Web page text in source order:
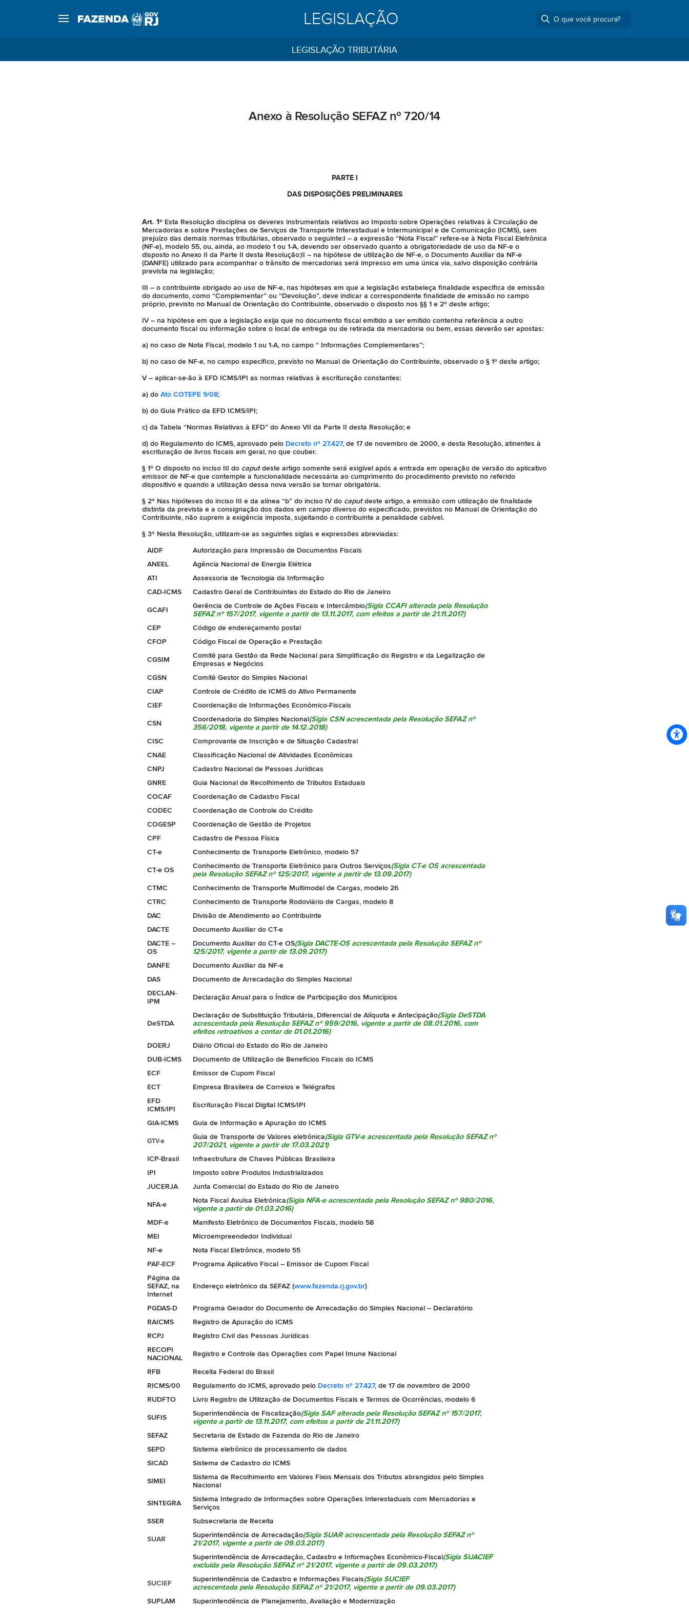
LEGISLAÇÃO
LEGISLAÇÃO TRIBUTÁRIA
Anexo à Resolução SEFAZ nº 720/14
PARTE I
DAS DISPOSIÇÕES PRELIMINARES
Art. 1ºEsta Resolução disciplina os deveres instrumentais relativos ao Imposto sobre Operações relativas à Circulação de
Mercadorias e sobre Prestações de Serviços de Transporte Interestadual e Intermunicipal e de Comunicação (ICMS), sem
prejuízo das demais normas tributárias, observado o seguinte:I – a expressão “Nota Fiscal” refere-se à Nota Fiscal Eletrônica
(NF-e), modelo 55, ou, ainda, ao modelo 1 ou 1-A, devendo ser observado quanto a obrigatoriedade de uso da NF-e o
disposto no Anexo II da Parte II desta Resolução;II – na hipótese de utilização de NF-e, o Documento Auxiliar da NF-e
(DANFE) utilizado para acompanhar o trânsito de mercadorias será impresso em uma única via, salvo disposição contrária
prevista na legislação;
III – o contribuinte obrigado ao uso de NF-e, nas hipóteses em que a legislação estabeleça finalidade específica de emissão
do documento, como “Complementar” ou “Devolução”, deve indicar a correspondente finalidade de emissão no campo
próprio, previsto no Manual de Orientação do Contribuinte, observado o disposto nos §§ 1 e 2º deste artigo;
IV – na hipótese em que a legislação exija que no documento fiscal emitido a ser emitido contenha referência a outro
documento fiscal ou informação sobre o local de entrega ou de retirada da mercadoria ou bem, essas deverão ser apostas:
a) no caso de Nota Fiscal, modelo 1 ou 1-A, no campo “ Informações Complementares”;
b) no caso de NF-e, no campo específico, previsto no Manual de Orientação do Contribuinte, observado o § 1º deste artigo;
V – aplicar-se-ão à EFD ICMS/IPI as normas relativas à escrituração constantes:
a) do Ato COTEPE 9/08;
b) do Guia Prático da EFD ICMS/IPI;
c) da Tabela “Normas Relativas à EFD” do Anexo VII da Parte II desta Resolução; e
d) do Regulamento do ICMS, aprovado pelo Decreto nº 27.427, de 17 de novembro de 2000, e desta Resolução, atinentes à
escrituração de livros fiscais em geral, no que couber.
§ 1º O disposto no inciso III do caputdeste artigo somente será exigível após a entrada em operação de versão do aplicativo
emissor de NF-e que contemple a funcionalidade necessária ao cumprimento do procedimento previsto no referido
dispositivo e quando a utilização dessa nova versão se tornar obrigatória.
§ 2º Nas hipóteses do inciso III e da alínea “b” do inciso IV do caputdeste artigo, a emissão com utilização de finalidade
distinta da prevista e a consignação dos dados em campo diverso do especificado, previstos no Manual de Orientação do
Contribuinte, não suprem a exigência imposta, sujeitando o contribuinte a penalidade cabível.
§ 3º Nesta Resolução, utilizam-se as seguintes siglas e expressões abreviadas:
AIDF
Autorização para Impressão de Documentos Fiscais
ANEEL
Agência Nacional de Energia Elétrica
ATI
Assessoria de Tecnologia da Informação
CAD-ICMS
Cadastro Geral de Contribuintes do Estado do Rio de Janeiro
GCAFI Gerência de Controle de Ações Fiscais e Intercâmbio(Sigla CCAFI alterada pela Resolução
SEFAZ nº 157/2017, vigente a partir de 13.11.2017, com efeitos a partir de 21.11.2017)
CEP
Código de endereçamento postal
CFOP
Código Fiscal de Operação e Prestação
CGSIM
Comitê para Gestão da Rede Nacional para Simplificação do Registro e da Legalização de
Empresas e Negócios
CGSN
Comitê Gestor do Simples Nacional
CIAP
Controle de Crédito de ICMS do Ativo Permanente
CIEF
Coordenação de Informações Econômico-Fiscais
CSN Coordenadoria do Simples Nacional(Sigla CSN acrescentada pela Resolução SEFAZ nº
356/2018, vigente a partir de 14.12.2018)
CISC
Comprovante de Inscrição e de Situação Cadastral
CNAE
Classificação Nacional de Atividades Econômicas
CNPJ
Cadastro Nacional de Pessoas Jurídicas
GNRE
Guia Nacional de Recolhimento de Tributos Estaduais
COCAF
Coordenação de Cadastro Fiscal
CODEC
Coordenação de Controle do Crédito
COGESP
Coordenação de Gestão de Projetos
CPF
Cadastro de Pessoa Física
CT-e
Conhecimento de Transporte Eletrônico, modelo 57
CT-e OS Conhecimento de Transporte Eletrônico para Outros Serviços(Sigla CT-e OS acrescentada
pela Resolução SEFAZ nº 125/2017, vigente a partir de 13.09.2017)
CTMC
Conhecimento de Transporte Multimodal de Cargas, modelo 26
CTRC
Conhecimento de Transporte Rodoviário de Cargas, modelo 8
DAC
Divisão de Atendimento ao Contribuinte
DACTE
Documento Auxiliar do CT-e
DACTE –
OS
Documento Auxiliar do CT-e OS(Sigla DACTE-OS acrescentada pela Resolução SEFAZ nº
125/2017, vigente a partir de 13.09.2017)
DANFE
Documento Auxiliar da NF-e
DAS
Documento de Arrecadação do Simples Nacional
DECLAN-
IPM
Declaração Anual para o Índice de Participação dos Municípios
DeSTDA
Declaração de Substituição Tributária, Diferencial de Alíquota e Antecipação(Sigla DeSTDA
acrescentada pela Resolução SEFAZ nº 959/2016, vigente a partir de 08.01.2016, com
efeitos retroativos a contar de 01.01.2016)
DOERJ
Diário Oficial do Estado do Rio de Janeiro
DUB-ICMS
Documento de Utilização de Benefícios Fiscais do ICMS
ECF
Emissor de Cupom Fiscal
ECT
Empresa Brasileira de Correios e Telégrafos
EFD
ICMS/IPI
Escrituração Fiscal Digital ICMS/IPI
GIA-ICMS Guia de Informação e Apuração do ICMS
GTV-e Guia de Transporte de Valores eletrônica(Sigla GTV-e acrescentada pela Resolução SEFAZ nº
207/2021, vigente a partir de 17.03.2021)
ICP-Brasil
Infraestrutura de Chaves Públicas Brasileira
IPI
Imposto sobre Produtos Industrializados
JUCERJA
Junta Comercial do Estado do Rio de Janeiro
NFA-e Nota Fiscal Avulsa Eletrônica(Sigla NFA-e acrescentada pela Resolução SEFAZ nº 980/2016,
vigente a partir de 01.03.2016)
MDF-e
Manifesto Eletrônico de Documentos Fiscais, modelo 58
MEI
Microempreendedor Individual
NF-e
Nota Fiscal Eletrônica, modelo 55
PAF-ECF
Programa Aplicativo Fiscal – Emissor de Cupom Fiscal
Página da
SEFAZ, na
Internet
Endereço eletrônico da SEFAZ (www.fazenda.rj.gov.br)
PGDAS-D
Programa Gerador do Documento de Arrecadação do Simples Nacional – Declaratório
RAICMS
Registro de Apuração do ICMS
RCPJ
Registro Civil das Pessoas Jurídicas
RECOPI
NACIONAL
Registro e Controle das Operações com Papel Imune Nacional
RFB
Receita Federal do Brasil
RICMS/00
Regulamento do ICMS, aprovado pelo Decreto nº 27.427, de 17 de novembro de 2000
RUDFTO
Livro Registro de Utilização de Documentos Fiscais e Termos de Ocorrências, modelo 6
SUFIS Superintendência de Fiscalização(Sigla SAF alterada pela Resolução SEFAZ nº 157/2017,
vigente a partir de 13.11.2017, com efeitos a partir de 21.11.2017)
SEFAZ
Secretaria de Estado de Fazenda do Rio de Janeiro
SEPD
Sistema eletrônico de processamento de dados
SICAD
Sistema de Cadastro do ICMS
SIMEI
Sistema de Recolhimento em Valores Fixos Mensais dos Tributos abrangidos pelo Simples
Nacional
SINTEGRA
Sistema Integrado de Informações sobre Operações Interestaduais com Mercadorias e
Serviços
SSER
Subsecretaria de Receita
SUAR Superintendência de Arrecadação(Sigla SUAR acrescentada pela Resolução SEFAZ nº
21/2017, vigente a partir de 09.03.2017)
Superintendência de Arrecadação, Cadastro e Informações Econômico-Fiscal(Sigla SUACIEF
excluída pela Resolução SEFAZ nº 21/2017, vigente a partir de 09.03.2017)
SUCIEF Superintendência de Cadastro e Informações Fiscais(Sigla SUCIEF
acrescentada pela Resolução SEFAZ nº 21/2017, vigente a partir de 09.03.2017)
SUPLAM
Superintendência de Planejamento, Avaliação e Modernização